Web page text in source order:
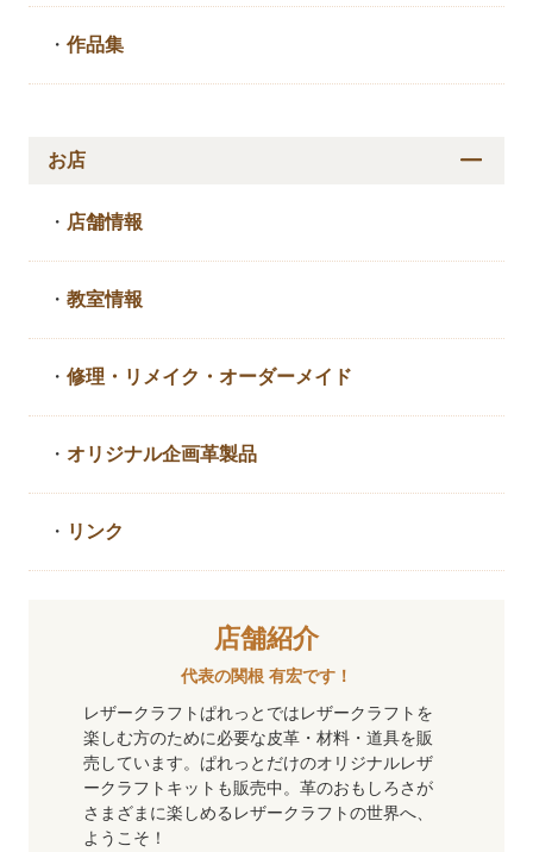
・作品集
お店
・ 店舗情報
・教室情報
・修理・リメイク・ オーダーメイド
・ オリジナル企画革製品
・ リンク
店舗紹介
代表の関根 有宏です！
レザークラフトぱれっとではレザークラフトを
楽しむ方のために必要な皮革・材料・道具を販
売しています。ぱれっとだけのオリジナルレザ
ークラフトキットも販売中。革のおもしろさが
さまざまに楽しめるレザークラフトの世界へ、
ようこそ！